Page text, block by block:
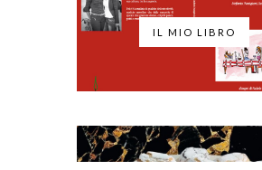
IL MIO LIBRO